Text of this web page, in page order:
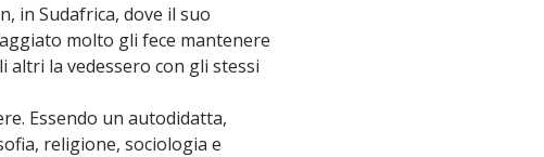
in Sudafrica, dove il suo
molto gli fece mantenere
altri la vedessero con gli stessi
Essendo un autodidatta,
religione, sociologia e